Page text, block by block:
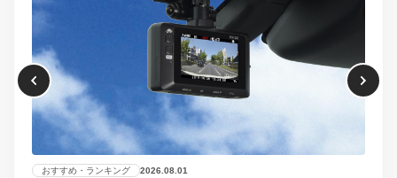
おすすめ・ランキング 2026.08.01